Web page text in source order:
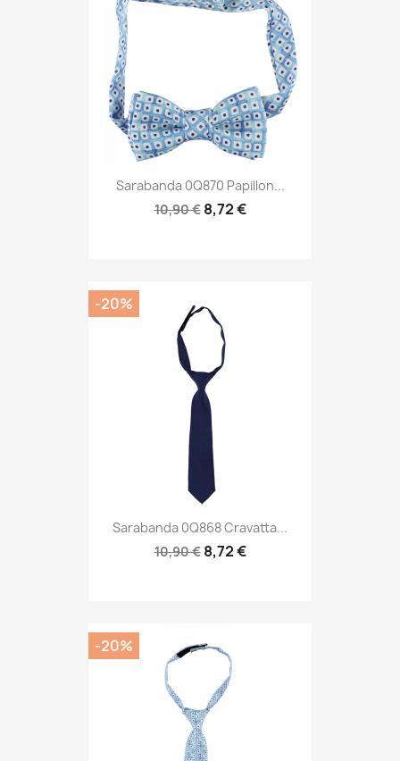
Sarabanda 0Q870 Papillon...
10,90 € 8,72 €
Sarabanda 0Q868 Cravatta...
10,90 € 8,72 €
-20%
-20%